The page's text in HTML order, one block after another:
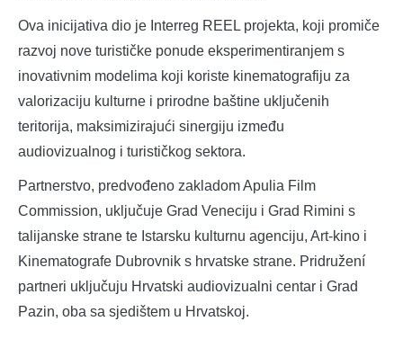
Ova inicijativa dio je Interreg REEL projekta, koji promiče
razvoj nove turističke ponude eksperimentiranjem s
inovativnim modelima koji koriste kinematografiju za
valorizaciju kulturne i prirodne baštine uključenih
teritorija, maksimizirajući sinergiju između
audiovizualnog i turističkog sektora.
Partnerstvo, predvođeno zakladom Apulia Film
Commission, uključuje Grad Veneciju i Grad Rimini s
talijanske strane te Istarsku kulturnu agenciju, Art-kino i
Kinematografe Dubrovnik s hrvatske strane. Pridružení
partneri uključuju Hrvatski audiovizualni centar i Grad
Pazin, oba sa sjedištem u Hrvatskoj.